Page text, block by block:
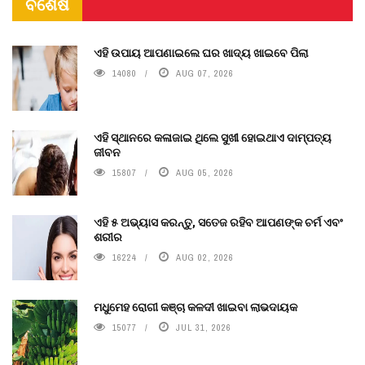
ଏହି ଉପାୟ ଆପଣାଇଲେ ଘର ଖାଦ୍ୟ ଖାଇବେ ପିଲା
14080 AUG 07, 2026
ଏହି ସ୍ଥାନରେ କଳାଜାଇ ଥିଲେ ସୁଖୀ ହୋଇଥାଏ ଦାମ୍ପତ୍ୟ
ଜୀବନ
15807 AUG 05, 2026
ଏହି ୫ ଅଭ୍ୟାସ କରନ୍ତୁ, ସତେଜ ରହିବ ଆପଣଙ୍କ ଚର୍ମ ଏବଂ
ଶରୀର
16224 AUG 02, 2026
ମଧୁମେହ ରୋଗୀ କଞ୍ଚା କଳଦୀ ଖାଇବା ଲାଭଦାୟକ
15077 JUL 31, 2026